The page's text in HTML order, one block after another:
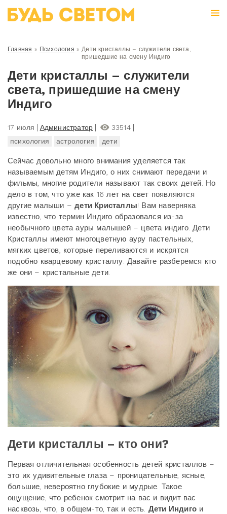
Главная » Психология » Дети кристаллы – служители света,
пришедшие на смену Индиго
Дети кристаллы – служители
света, пришедшие на смену
Индиго
17 июля Администратор
33514
психология
астрология дети
Сейчас довольно много внимания уделяется так
называемым детям Индиго, о них снимают передачи и
фильмы, многие родители называют так своих детей. Но
дело в том, что уже как 16 лет на свет появляются
другие малыши –дети Кристаллы! Вам наверняка
известно, что термин Индиго образовался из-за
необычного цвета ауры малышей – цвета индиго. Дети
Кристаллы имеют многоцветную ауру пастельных,
мягких цветов, которые переливаются и искрятся
подобно кварцевому кристаллу. Давайте разберемся кто
же они – кристальные дети.
Дети кристаллы – кто они?
Первая отличительная особенность детей кристаллов –
это их удивительные глаза – проницательные, ясные,
большие, невероятно глубокие и мудрые. Такое
ощущение, что ребенок смотрит на вас и видит вас
насквозь, что, в общем-то, так и есть. Дети Индиго и